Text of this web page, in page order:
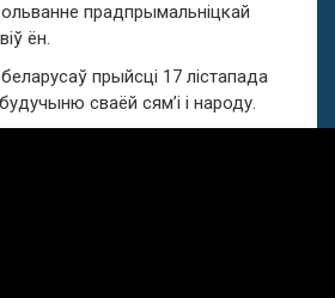
прадпрымальніцкай
ён.
прыйсці 17 лістапада
сваёй сям’і і народу.